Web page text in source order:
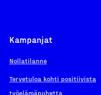
Kampanjat
Nollatilanne
Tervetuloa kohti positiivista
työelämäpuhetta